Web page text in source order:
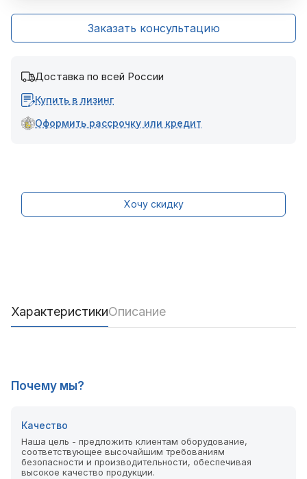
Заказать консультацию
Доставка по всей России
Купить в лизинг
Оформить рассрочку или кредит
Хочу скидку
ХарактеристикиОписание
Почему мы?
Качество
Наша цель - предложить клиентам оборудование,
соответствующее высочайшим требованиям
безопасности и производительности, обеспечивая
высокое качество продукции.